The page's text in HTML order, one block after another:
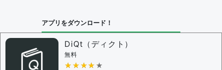
アプリをダウンロード！
DiQt（ディクト）
無料
★★★★★
★★★★★